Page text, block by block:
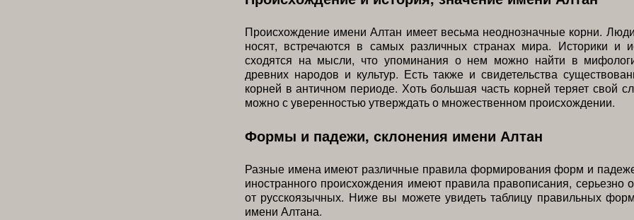
Происхождение имени Алтан имеет весьма неоднозначные корни.
носят, встречаются в самых различных странах мира. Историки и
сходятся на мысли, что упоминания о нем можно найти в
древних народов и культур. Есть также и свидетельства
корней в античном периоде. Хоть большая часть корней теряет свой
можно с уверенностью утверждать о множественном происхождении.
Формы и падежи, склонения имени Алтан
Разные имена имеют различные правила формирования форм и
иностранного происхождения имеют правила правописания, серьезно
от русскоязычных. Ниже вы можете увидеть таблицу правильных
имени Алтана.